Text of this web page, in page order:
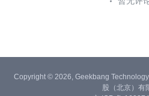
Copyright © 2026, Geekbang
股（北京）有